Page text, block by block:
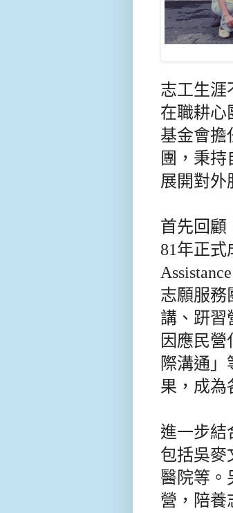
志工生涯
在職耕心
基金會擔
團，秉持
展開對外
首先回顧
81年正式
志願服務
講、趼習
因應民
際溝通
果，成為
進一步結
包括吳麥
醫院等。
營，陪養